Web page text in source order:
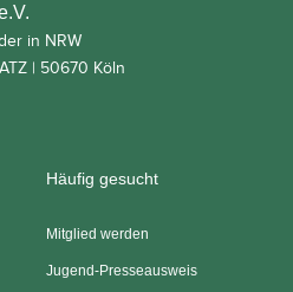
in NRW
| 50670 Köln
Häufig gesucht
Mitglied werden
Jugend-Presseausweis